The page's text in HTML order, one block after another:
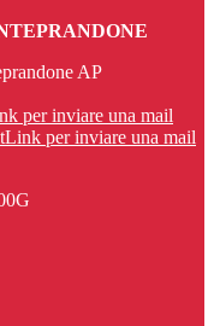
AP
per inviare una mail
Link per inviare una mail